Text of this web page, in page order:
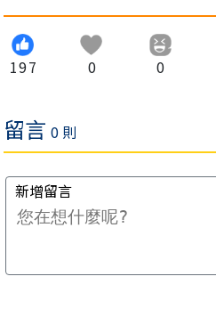
197 0 0